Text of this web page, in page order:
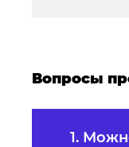
Вопросы
1.